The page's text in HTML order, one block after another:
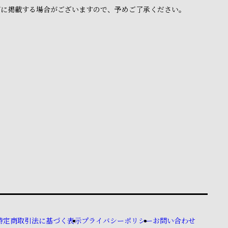
載する場合がございますので、予めご了承ください。
定商取引法に基づく表示プライバシーポリシーお問い合わせ